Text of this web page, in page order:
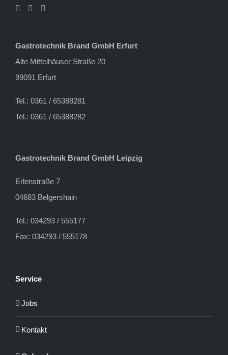
Gastrotechnik Brand GmbH Erfurt
Alte Mittelhäuser Straße 20
99091 Erfurt
Tel.: 0361 / 65388281
Tel.: 0361 / 65388282
Gastrotechnik Brand GmbH Leipzig
Erlenstraße 7
04683 Belgershain
Tel.: 034293 / 555177
Fax: 034293 / 555178
Service
Jobs
Kontakt